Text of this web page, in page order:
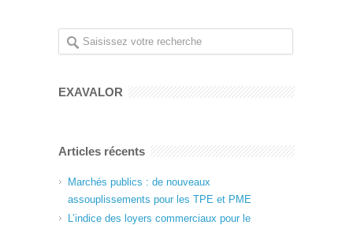
EXAVALOR
Articles récents
Marchés publics : de nouveaux
assouplissements pour les TPE et PME
L’indice des loyers commerciaux pour le